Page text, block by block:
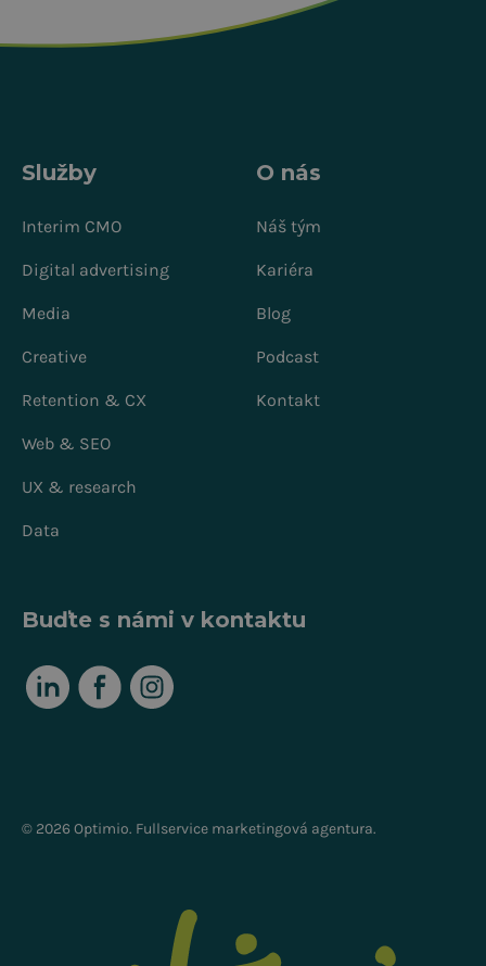
Služby
Interim CMO
Digital advertising
Media
Creative
Retention & CX
Web & SEO
UX & research
Data
O nás
Náš tým
Kariéra
Blog
Podcast
Kontakt
Buďte s námi v kontaktu
© 2026 Optimio. Fullservice marketingová agentura.